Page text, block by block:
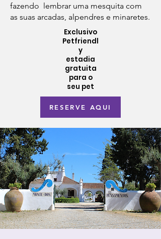
fazendo lembrar uma mesquita com
as suas arcadas, alpendres e minaretes.
Exclusivo
Petfriendl
y
estadia
gratuita
para o
seu pet
RESERVE AQUI